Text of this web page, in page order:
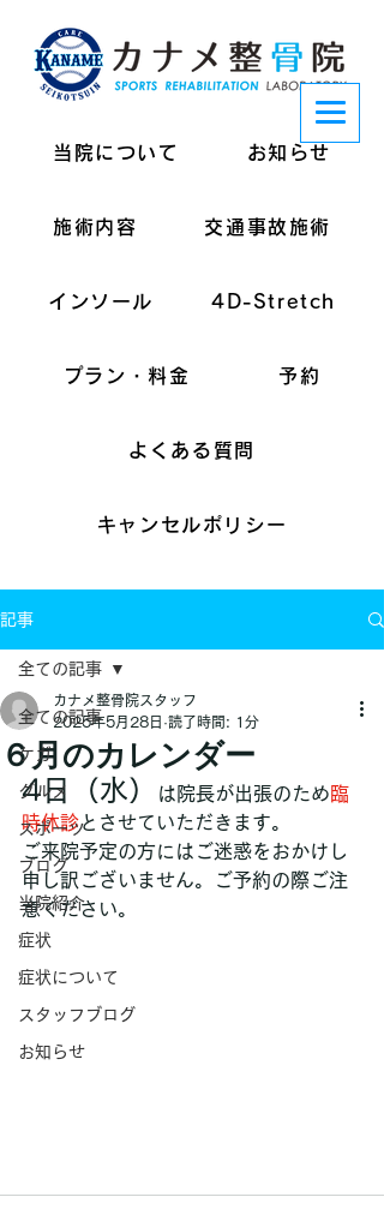
当院について お知らせ
施術内容 交通事故施術
インソール 4D-Stretch
プラン・料金 予約
よくある質問
キャンセルポリシー
記事
全ての記事
ケガ
グルメ
スポーツ
ブログ
当院紹介
症状
症状について
スタッフブログ
お知らせ
全ての記事
６月のカレンダー
カナメ整骨院スタッフ
2025年5月28日 読了時間: 1分
4日（水） は院長が出張のため臨
時休診とさせていただきます。
ご来院予定の方にはご迷惑をおかけし
申し訳ございません。ご予約の際ご注
意ください。